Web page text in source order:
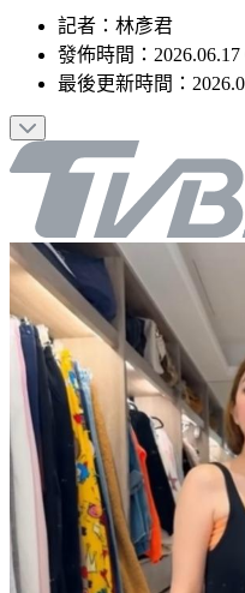
記者：林彥君
發佈時間：